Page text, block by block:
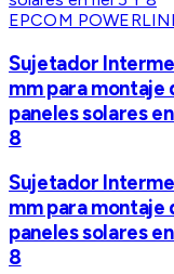
EPCOM
Sujetador
mm para montaje
paneles solares
8
Sujetador
mm para montaje
paneles solares
8